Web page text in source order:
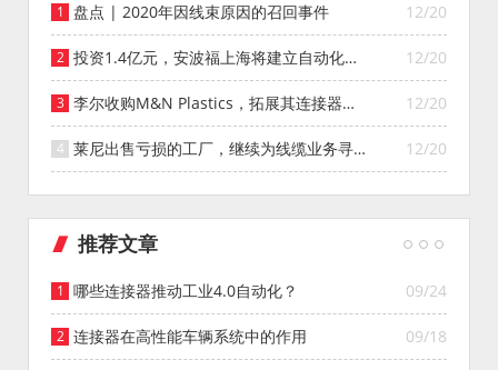
12/20
盘点 | 2020年因线束原因的召回事件
12/20
投资1.4亿元，安波福上海将建立自动化智
能仓库
12/20
李尔收购M&N Plastics，拓展其连接器系
统业务
12/20
莱尼出售亏损的工厂，继续为线缆业务寻找
投资者
推荐文章
09/24
哪些连接器推动工业4.0自动化？
09/18
连接器在高性能车辆系统中的作用